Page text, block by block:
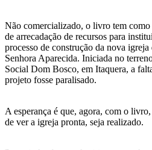
Não comercializado, o livro tem
de arrecadação de recursos para
processo de construção da nova
Senhora Aparecida. Iniciada no
Social Dom Bosco, em Itaquera, a
projeto fosse paralisado.
A esperança é que, agora, com o
de ver a igreja pronta, seja realizado.